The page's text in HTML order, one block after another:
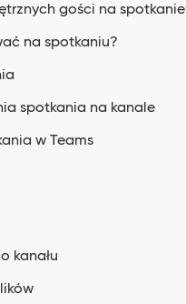
gości na spotkanie
na spotkaniu?
spotkania na kanale
w Teams
kanału